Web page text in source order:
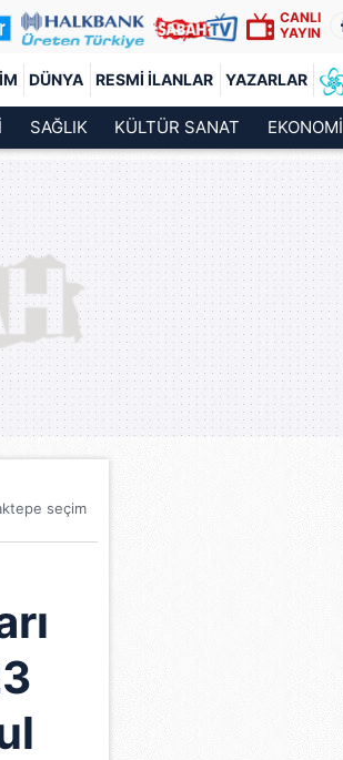
CANLI
YAYIN
DÜNYA RESMI İLANLAR YAZARLAR
SAĞLIK KÜLTÜR SANAT EKONOMİ
seçim